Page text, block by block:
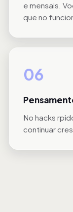
e mensais.
que no
06
No hacks
continuar